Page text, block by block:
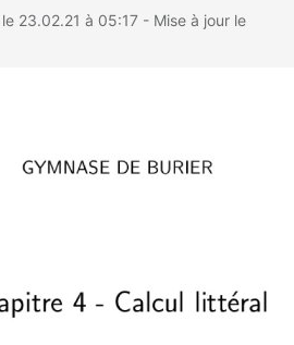
23.02.21 à 05:17 - Mise à jour le